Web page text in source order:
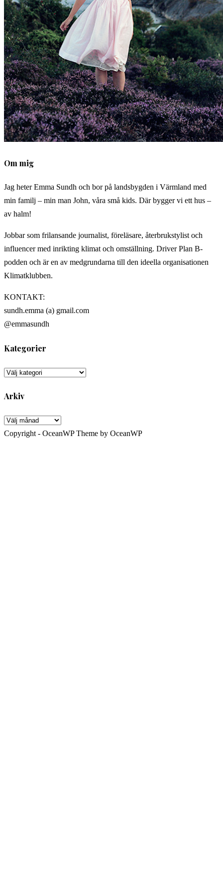
Om mig
Jag heter Emma Sundh och bor på landsbygden i Värmland med
min familj – min man John, våra små kids. Där bygger vi ett hus –
av halm!
Jobbar som frilansande journalist, föreläsare, återbrukstylist och
influencer med inrikting klimat och omställning. Driver Plan B-
podden och är en av medgrundarna till den ideella organisationen
Klimatklubben.
KONTAKT:
sundh.emma (a) gmail.com
@emmasundh
Kategorier
Kategorier
Arkiv
Arkiv
Copyright - OceanWP Theme by OceanWP